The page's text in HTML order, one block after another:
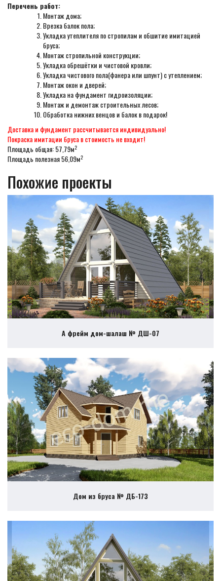
Перечень работ:
Монтаж дома;
Врезка балок пола;
Укладка утеплителя по стропилам и обшитие имитацией
бруса;
Монтаж стропильной конструкции;
Укладка обрешётки и чистовой кровли;
Укладка чистового пола(фанера или шпунт) с утеплением;
Монтаж окон и дверей;
Укладка на фундамент гидроизоляции;
Монтаж и демонтаж строительных лесов;
Обработка нижних венцов и балок в подарок!
Доставка и фундамент рассчитывается индивидуально!
Покраска имитации бруса в стоимость не входит!
Площадь общая: 57,79м2
Площадь полезная 56,09м2
Похожие проекты
А фрейм дом-шалаш № ДШ-07
Дом из бруса № ДБ-173